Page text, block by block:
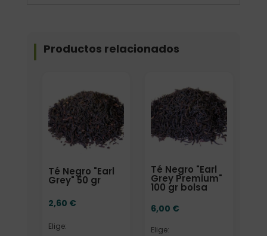
Productos relacionados
Té Negro "Earl
Grey" 50 gr
2,60 €
Elige:
Té Negro "Earl
Grey Premium"
100 gr bolsa
6,00 €
Elige:
Elige: Peso/formato